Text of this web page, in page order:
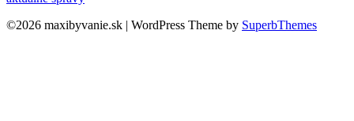
©2026 maxibyvanie.sk | WordPress Theme by SuperbThemes